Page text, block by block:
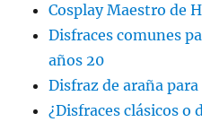
Cosplay Maestro de
Disfraces comunes
años 20
Disfraz de araña
¿Disfraces clásicos o